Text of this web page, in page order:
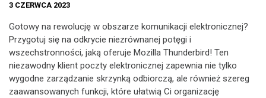
3 CZERWCA 2023
Gotowy na rewolucję w obszarze komunikacji elektronicznej?
Przygotuj się na odkrycie niezrównanej potęgi i
wszechstronności, jaką oferuje Mozilla Thunderbird! Ten
niezawodny klient poczty elektronicznej zapewnia nie tylko
wygodne zarządzanie skrzynką odbiorczą, ale również szereg
zaawansowanych funkcji, które ułatwią Ci organizację